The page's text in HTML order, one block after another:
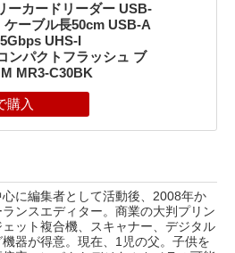
ーカードリーダー USB-
ケーブル長50cm USB-A
UHS-I
ンパクトフラッシュ ブ
MR3-C30BK
に編集者として活動後、2008年か
ンスエディター。商業の大判プリン
ット複合機、スキャナー、デジタル
器が得意。現在、1児の父。子供を